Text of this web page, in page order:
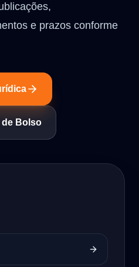
e prazos conforme
Bolso